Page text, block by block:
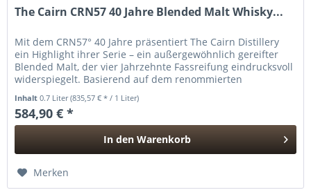
The Cairn CRN57 40 Jahre Blended Malt Whisky...
Mit dem CRN57° 40 Jahre präsentiert The Cairn Distillery
ein Highlight ihrer Serie – ein außergewöhnlich gereifter
Blended Malt, der vier Jahrzehnte Fassreifung eindrucksvoll
widerspiegelt. Basierend auf dem renommierten
Inhalt0.7 Liter(835,57 € * / 1 Liter)
584,90 € *
In den Warenkorb
Merken